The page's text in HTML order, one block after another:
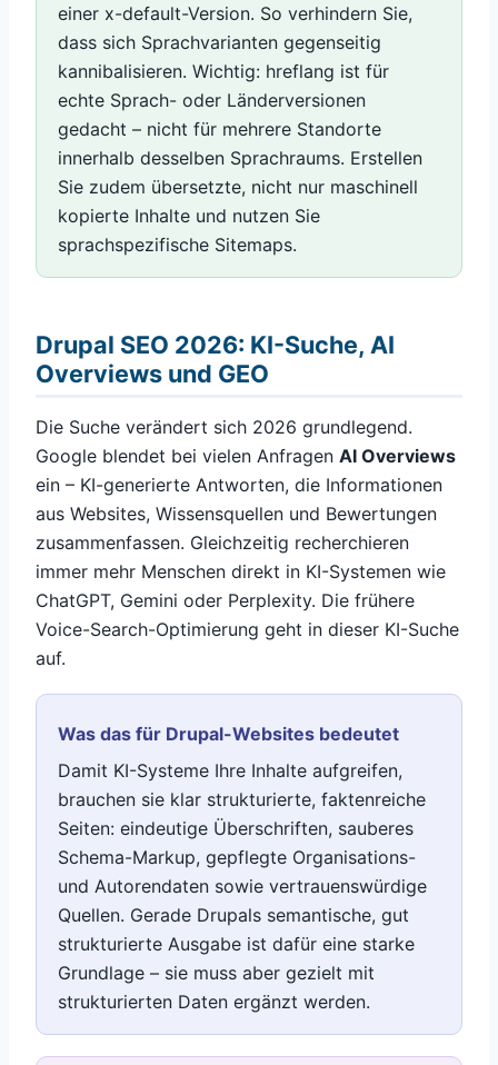
einer x-default-Version. So verhindern Sie,
dass sich Sprachvarianten gegenseitig
kannibalisieren. Wichtig: hreflang ist für
echte Sprach- oder Länderversionen
gedacht – nicht für mehrere Standorte
innerhalb desselben Sprachraums. Erstellen
Sie zudem übersetzte, nicht nur maschinell
kopierte Inhalte und nutzen Sie
sprachspezifische Sitemaps.
Drupal SEO 2026: KI-Suche, AI
Overviews und GEO
Die Suche verändert sich 2026 grundlegend.
Google blendet bei vielen Anfragen AI Overviews
ein – KI-generierte Antworten, die Informationen
aus Websites, Wissensquellen und Bewertungen
zusammenfassen. Gleichzeitig recherchieren
immer mehr Menschen direkt in KI-Systemen wie
ChatGPT, Gemini oder Perplexity. Die frühere
Voice-Search-Optimierung geht in dieser KI-Suche
auf.
Was das für Drupal-Websites bedeutet
Damit KI-Systeme Ihre Inhalte aufgreifen,
brauchen sie klar strukturierte, faktenreiche
Seiten: eindeutige Überschriften, sauberes
Schema-Markup, gepflegte Organisations-
und Autorendaten sowie vertrauenswürdige
Quellen. Gerade Drupals semantische, gut
strukturierte Ausgabe ist dafür eine starke
Grundlage – sie muss aber gezielt mit
strukturierten Daten ergänzt werden.